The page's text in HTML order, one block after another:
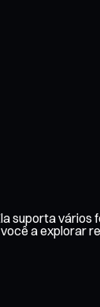
suporta
a explorar